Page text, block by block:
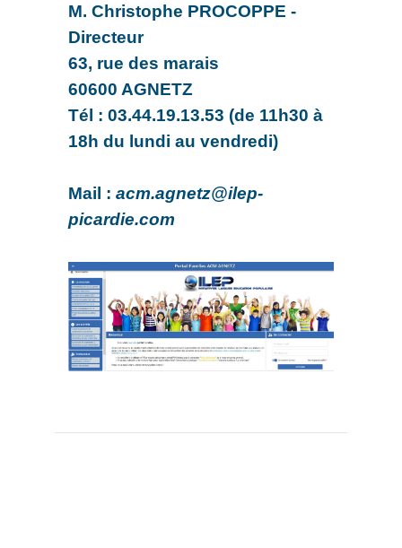
M. Christophe PROCOPPE -
Directeur
63, rue des marais
60600 AGNETZ
Tél : 03.44.19.13.53 (de 11h30 à
18h du lundi au vendredi)
Mail : acm.agnetz@ilep-
picardie.com